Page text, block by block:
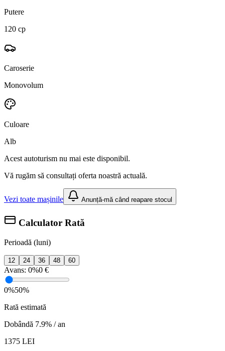
Putere
120 cp
Caroserie
Monovolum
Culoare
Alb
Acest autoturism nu mai este disponibil.
Vă rugăm să consultați oferta noastră actuală.
Vezi toate mașinile Anunță-mă când reapare stocul
Calculator Rată
Perioadă (luni)
12 24 36 48 60
Avans: 0%0 €
0%50%
Rată estimată
Dobândă 7.9% / an
1375 LEI